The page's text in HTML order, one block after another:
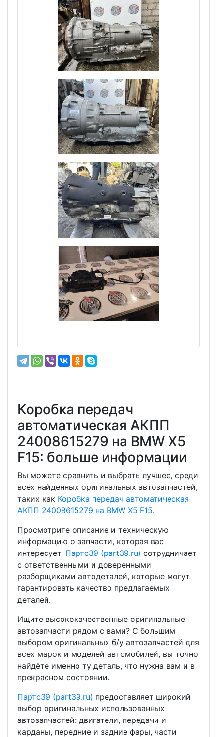
Коробка передач
автоматическая АКПП
24008615279 на BMW X5
F15: больше информации
Вы можете сравнить и выбрать лучшее, среди
всех найденных оригинальных автозапчастей,
таких как Коробка передач автоматическая
АКПП 24008615279 на BMW X5 F15.
Просмотрите описание и техническую
информацию о запчасти, которая вас
интересует. Партс39 (part39.ru) сотрудничает
с ответственными и доверенными
разборщиками автодеталей, которые могут
гарантировать качество предлагаемых
деталей.
Ищите высококачественные оригинальные
автозапчасти рядом с вами? С большим
выбором оригинальных б/у автозапчастей для
всех марок и моделей автомобилей, вы точно
найдёте именно ту деталь, что нужна вам и в
прекрасном состоянии.
Партс39 (part39.ru) предоставляет широкий
выбор оригинальных использованных
автозапчастей: двигатели, передачи и
карданы, передние и задние фары, части